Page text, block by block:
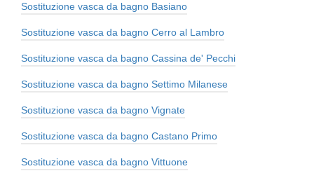
Sostituzione vasca da bagno Basiano
Sostituzione vasca da bagno Cerro al Lambro
Sostituzione vasca da bagno Cassina de' Pecchi
Sostituzione vasca da bagno Settimo Milanese
Sostituzione vasca da bagno Vignate
Sostituzione vasca da bagno Castano Primo
Sostituzione vasca da bagno Vittuone